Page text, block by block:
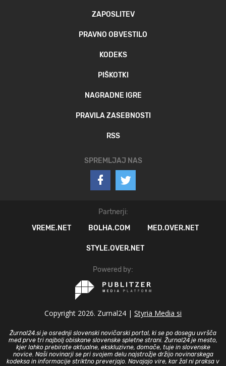
ZAPOSLITEV
PRAVNO OBVESTILO
KODEKS
PIŠKOTKI
NAGRADNE IGRE
PRAVILA ZASEBNOSTI
RSS
SPREMLJAJ NAS
Partnerji:
VREME.NET
BOLHA.COM MED.OVER.NET
STYLE.OVER.NET
Powered by:
Copyright 2026. Zurnal24 | Styria Media si
Žurnal24.si je osrednji slovenski novičarski portal, ki se po dosegu uvršča
med prve tri najbolj obiskane slovenske spletne strani. Žurnal24 je mesto,
kjer lahko prebirate aktualne, ekskluzivne, domače, tuje in slovenske
novice. Naši novinarji se pri svojem delu najstrožje držijo novinarskega
kodeksa in informacije striktno preverjajo. Navajajo vire, kar žal ni praksa v